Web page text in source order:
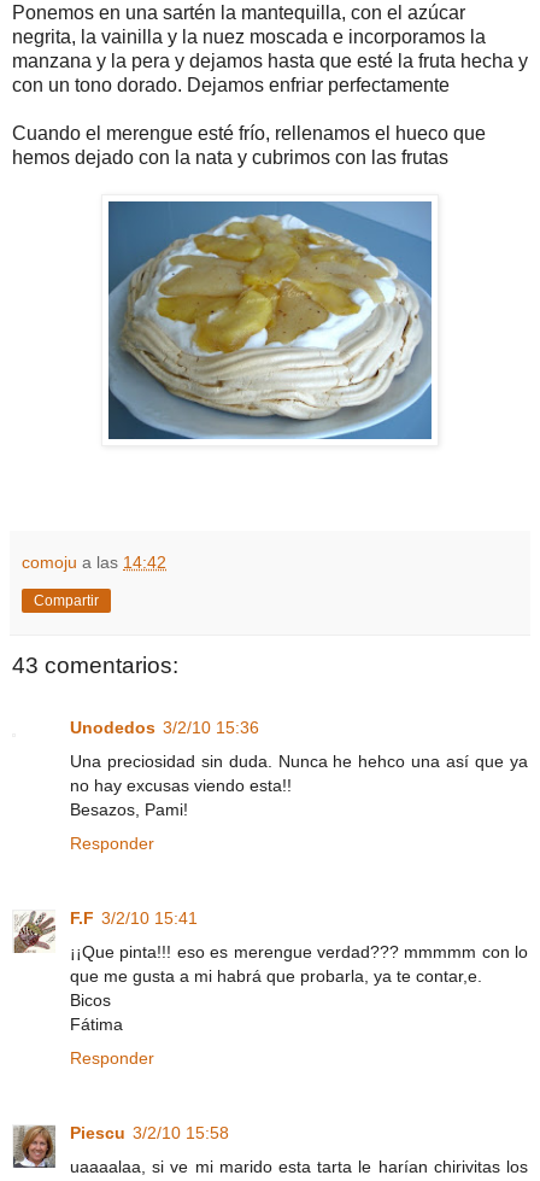
Ponemos en una sartén la mantequilla, con el azúcar
negrita, la vainilla y la nuez moscada e incorporamos la
manzana y la pera y dejamos hasta que esté la fruta hecha y
con un tono dorado. Dejamos enfriar perfectamente
Cuando el merengue esté frío, rellenamos el hueco que
hemos dejado con la nata y cubrimos con las frutas
comoju a las 14:42
Compartir
43 comentarios:
Unodedos 3/2/10 15:36
Una preciosidad sin duda. Nunca he hehco una así que ya
no hay excusas viendo esta!!
Besazos, Pami!
Responder
F.F 3/2/10 15:41
¡¡Que pinta!!! eso es merengue verdad??? mmmmm con lo
que me gusta a mi habrá que probarla, ya te contar,e.
Bicos
Fátima
Responder
Piescu 3/2/10 15:58
uaaaalaa, si ve mi marido esta tarta le harían chirivitas los